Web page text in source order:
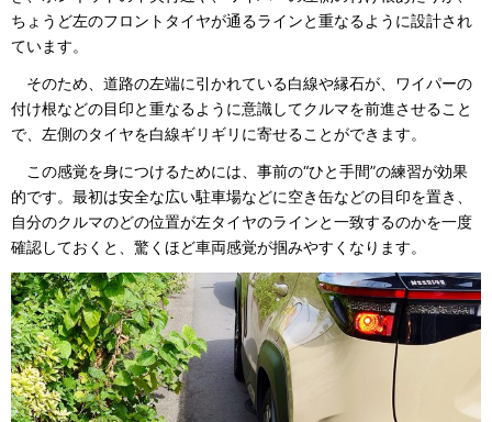
ちょうど左のフロントタイヤが通るラインと重なるように設計され
ています。
そのため、道路の左端に引かれている白線や縁石が、ワイパーの
付け根などの目印と重なるように意識してクルマを前進させること
で、左側のタイヤを白線ギリギリに寄せることができます。
この感覚を身につけるためには、事前の“ひと手間”の練習が効果
的です。最初は安全な広い駐車場などに空き缶などの目印を置き、
自分のクルマのどの位置が左タイヤのラインと一致するのかを一度
確認しておくと、驚くほど車両感覚が掴みやすくなります。